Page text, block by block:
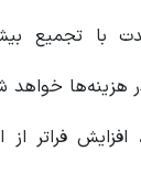
با تجمیع
خواهد
افزایش فراتر از